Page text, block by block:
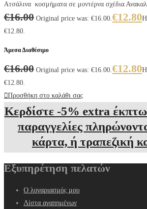
Ατσάλινα κοσμήματα σε μοντέρνα σχέδια
€16.00 Original price was: €16.00.€12.80Η
€12.80.
Άμεσα Διαθέσιμο
€16.00 Original price was: €16.00.€12.80Η
€12.80.
Προσθήκη στο καλάθι σας
Κερδίστε -5% extra
παραγγελίες
κάρτα, ή τραπεζική
Εξυπηρέτηση πελατών
Ο λογαριασμός μου
Λίστα αγαπημένων